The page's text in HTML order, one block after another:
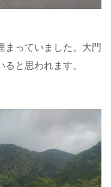
まっていました。大門
と思われます。